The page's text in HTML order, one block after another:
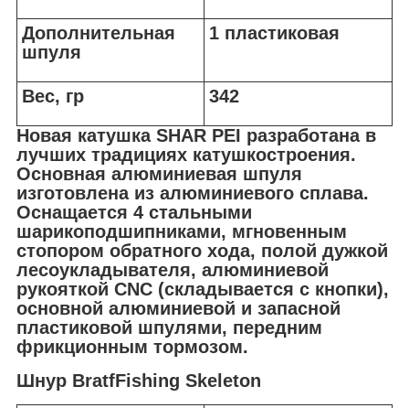
Дополнительная
шпуля
1 пластиковая
Вес, гр
342
Новая катушка SHAR PEI разработана в
лучших традициях катушкостроения.
Основная алюминиевая шпуля
изготовлена из алюминиевого сплава.
Оснащается 4 стальными
шарикоподшипниками, мгновенным
стопором обратного хода, полой дужкой
лесоукладывателя, алюминиевой
рукояткой CNC (складывается с кнопки),
основной алюминиевой и запасной
пластиковой шпулями, передним
фрикционным тормозом.
Шнур BratfFishing Skeleton